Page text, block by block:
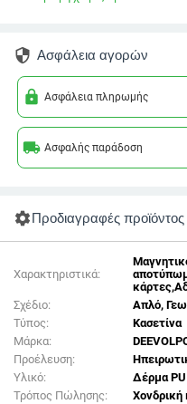
security Ασφάλεια αγορών
lock Ασφάλεια πληρωμής
local_shipping Ασφαλής παράδοση
settingsΠροδιαγραφές προϊόντος
Χαρακτηριστικά:
Σχέδιο:
Απλό,
Τύπος:
Κασετίνα
Μάρκα:
Προέλευση:
Υλικό:
Δέρμα PU
Τρόπος Πώλησης:
Χονδρική